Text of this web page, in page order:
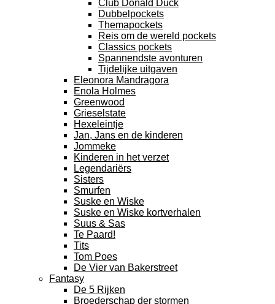
Club Donald Duck
Dubbelpockets
Themapockets
Reis om de wereld pockets
Classics pockets
Spannendste avonturen
Tijdelijke uitgaven
Eleonora Mandragora
Enola Holmes
Greenwood
Grieselstate
Hexeleintje
Jan, Jans en de kinderen
Jommeke
Kinderen in het verzet
Legendariërs
Sisters
Smurfen
Suske en Wiske
Suske en Wiske kortverhalen
Suus & Sas
Te Paard!
Tits
Tom Poes
De Vier van Bakerstreet
Fantasy
De 5 Rijken
Broederschap der stormen